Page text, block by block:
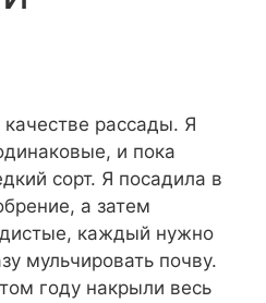
рассады. Я
и пока
сорт. Я посадила в
а затем
каждый нужно
мульчировать почву.
году накрыли весь